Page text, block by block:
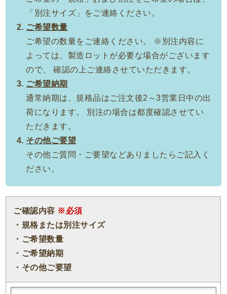
「別注サイズ」をご連絡ください。
ご希望数量
ご希望の数量をご連絡ください。 ※別注内容に
よっては、製造ロットが必要な場合がございます
ので、 確認の上ご連絡させていただきます。
ご希望納期
通常納期は、規格品はご注文後2～3営業日中の出
荷になります。 別注の場合は都度確認させてい
ただきます。
その他ご要望
その他ご質問・ご要望などありましたらご記入く
ださい。
ご確認内容 ※必須
・規格または別注サイズ
・ご希望数量
・ご希望納期
・その他ご要望